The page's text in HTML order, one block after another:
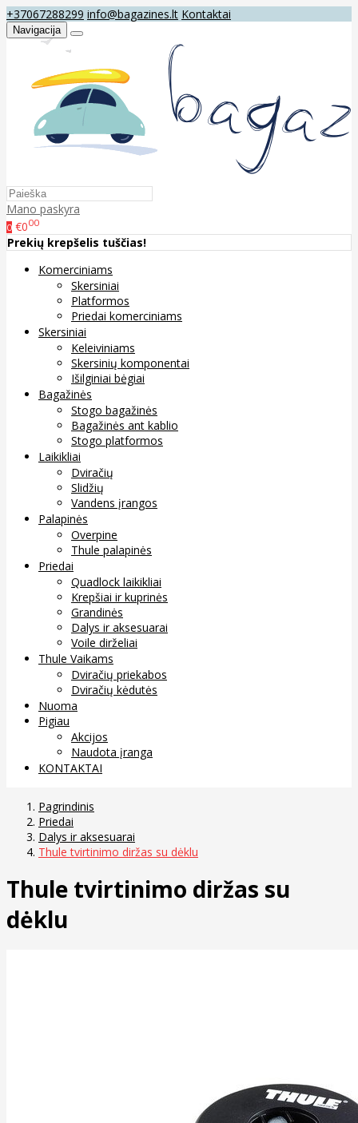
+37067288299 info@bagazines.lt Kontaktai
Navigacija
Mano paskyra
0 €000
Prekių krepšelis tuščias!
Komerciniams
Skersiniai
Platformos
Priedai komerciniams
Skersiniai
Keleiviniams
Skersinių komponentai
Išilginiai bėgiai
Bagažinės
Stogo bagažinės
Bagažinės ant kablio
Stogo platformos
Laikikliai
Dviračių
Slidžių
Vandens įrangos
Palapinės
Overpine
Thule palapinės
Priedai
Quadlock laikikliai
Krepšiai ir kuprinės
Grandinės
Dalys ir aksesuarai
Voile dirželiai
Thule Vaikams
Dviračių priekabos
Dviračių kėdutės
Nuoma
Pigiau
Akcijos
Naudota įranga
KONTAKTAI
Pagrindinis
Priedai
Dalys ir aksesuarai
Thule tvirtinimo diržas su dėklu
Thule tvirtinimo diržas su
dėklu